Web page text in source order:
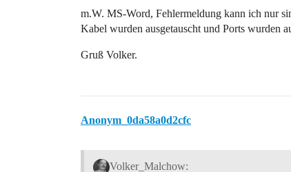
m.W. MS-Word, Fehlermeldung kann ich nur
Kabel wurden ausgetauscht und Ports wurden
Gruß Volker.
Anonym_0da58a0d2cfc
Volker_Malchow: